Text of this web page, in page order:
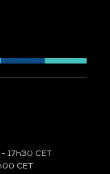
17h30 CET
CET